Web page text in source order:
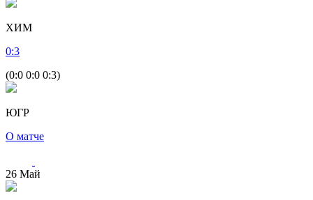
ХИМ
0:3
(0:0 0:0 0:3)
ЮГР
О матче
26 Май